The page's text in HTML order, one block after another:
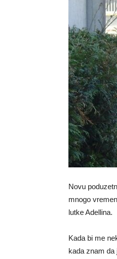
Novu
mnogo
lutke Adellina.
Kada bi me
kada znam